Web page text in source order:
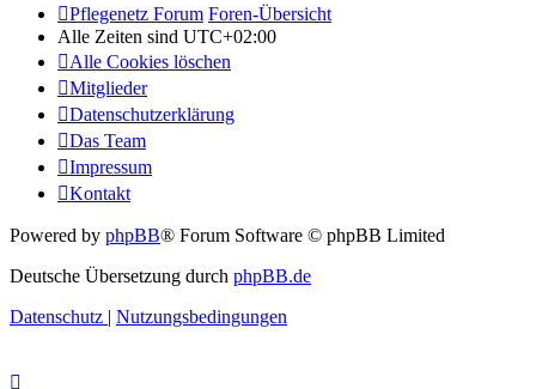
Pflegenetz Forum Foren-Übersicht
Alle Zeiten sind UTC+02:00
Alle Cookies löschen
Mitglieder
Datenschutzerklärung
Das Team
Impressum
Kontakt
Powered by phpBB® Forum Software © phpBB Limited
Deutsche Übersetzung durch phpBB.de
Datenschutz | Nutzungsbedingungen